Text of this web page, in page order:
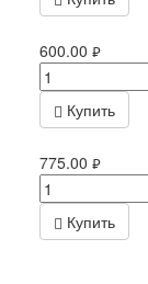
600.00 руб.
Купить
775.00 руб.
Купить